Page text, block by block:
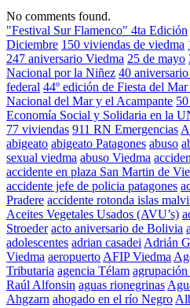
No comments found.
"Festival Sur Flamenco" 4ta Edición
Diciembre 150 viviendas de viedma
247 aniversario Viedma 25 de mayo
Nacional por la Niñez 40
federal 44º edición de Fiesta del
Nacional del Mar y el Acampante
Economía Social y Solidaria en la
77 viviendas 911 RN Emergencias
abigeato abigeato Patagones abuso
sexual viedma abuso Viedma
accidente en plaza San Martin de
accidente jefe de policia patagones
Pradere accidente rotonda islas
Aceites Vegetales Usados (AVU’s)
Stroeder acto aniversario de Bolivia
adolescentes adrian casadei Adrián
Viedma aeropuerto AFIP Viedma
Tributaria agencia Télam
Raúl Alfonsin aguas rionegrinas
Ahgzarn ahogado en el río Negro